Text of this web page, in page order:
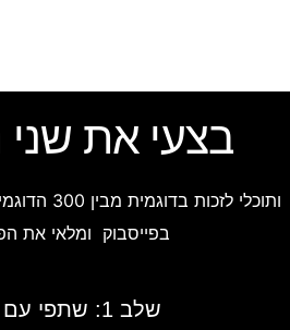
בצעי את
ותוכלי לזכות בדוגמית מבין 300 הדוגמיות היחידות שיחולקו
בפייסבוק
ומלאי את
שלב 1: שתפי עם חברות: